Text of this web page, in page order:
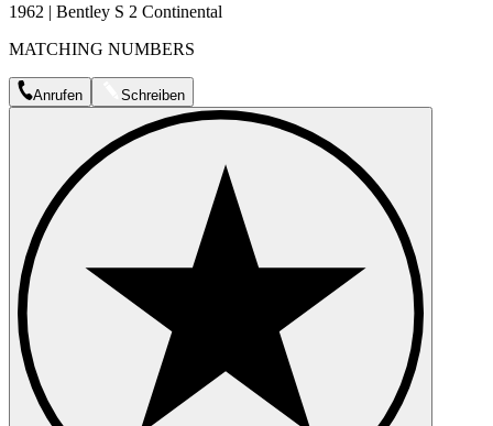
1962 | Bentley S 2 Continental
MATCHING NUMBERS
Anrufen Schreiben